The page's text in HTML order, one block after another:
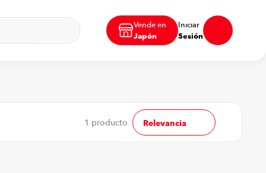
Vende en
Japón
Iniciar
Sesión
1 producto Relevancia